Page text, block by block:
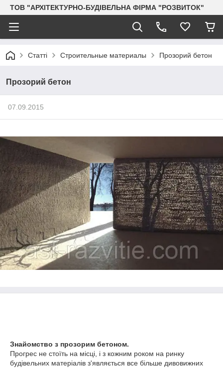
ТОВ "АРХІТЕКТУРНО-БУДІВЕЛЬНА ФІРМА "РОЗВИТОК"
Статті Строительные материалы Прозорий бетон
Прозорий бетон
07.09.2015
Знайомство з прозорим бетоном.
Прогрес не стоїть на місці, і з кожним роком на ринку
будівельних матеріалів з'являється все більше дивовижних